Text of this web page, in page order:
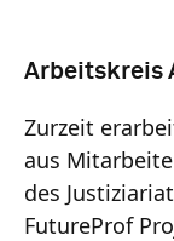
Arbeitskreis
Zurzeit
aus
des
FutureProf